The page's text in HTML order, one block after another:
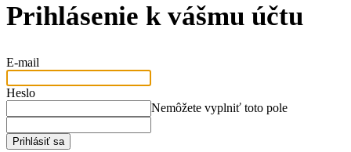
Prihlásenie k vášmu účtu
E-mail
Heslo
Nemôžete vyplniť toto pole
Prihlásiť sa